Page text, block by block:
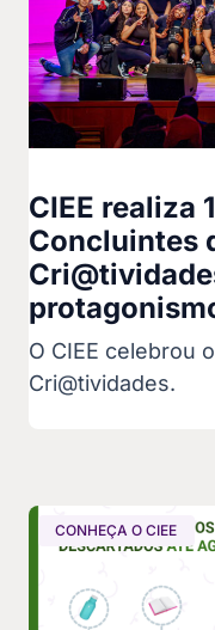
CIEE realiza
Concluintes
O CIEE celebrou
Cri@tividades.
CONHEÇA O CIEE